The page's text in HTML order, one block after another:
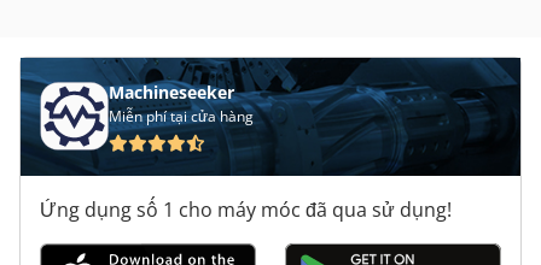
Case Ih 744
Case Ih 8230
Case Ih 8920
Case Ih 9180
Machineseeker
Miễn phí tại cửa hàng
Ứng dụng số 1 cho máy móc đã qua sử dụng!